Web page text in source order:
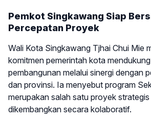
Pemkot Singkawang Siap
Percepatan Proyek
Wali Kota Singkawang Tjhai Chui Mie
komitmen pemerintah kota
pembangunan melalui sinergi dengan
dan provinsi. Ia menyebut program
merupakan salah satu proyek
dikembangkan secara kolaboratif.